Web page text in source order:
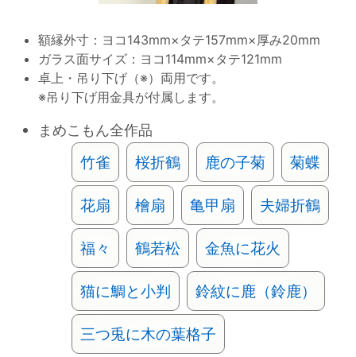
額縁外寸：ヨコ143mm×タテ157mm×厚み20mm
ガラス面サイズ：ヨコ114mm×タテ121mm
卓上・吊り下げ（※）両用です。
※吊り下げ用金具が付属します。
まめこもん全作品
竹雀 桜折鶴 鹿の子菊 菊蝶
花扇 檜扇 亀甲扇 夫婦折鶴
福々 鶴若松 金魚に花火
猫に鯛と小判 鈴紋に鹿（鈴鹿）
三つ兎に木の葉格子